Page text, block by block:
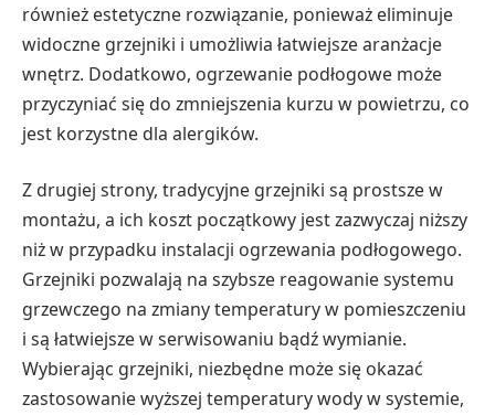
również estetyczne rozwiązanie, ponieważ eliminuje
widoczne grzejniki i umożliwia łatwiejsze aranżacje
wnętrz. Dodatkowo, ogrzewanie podłogowe może
przyczyniać się do zmniejszenia kurzu w powietrzu, co
jest korzystne dla alergików.
Z drugiej strony, tradycyjne grzejniki są prostsze w
montażu, a ich koszt początkowy jest zazwyczaj niższy
niż w przypadku instalacji ogrzewania podłogowego.
Grzejniki pozwalają na szybsze reagowanie systemu
grzewczego na zmiany temperatury w pomieszczeniu
i są łatwiejsze w serwisowaniu bądź wymianie.
Wybierając grzejniki, niezbędne może się okazać
zastosowanie wyższej temperatury wody w systemie,